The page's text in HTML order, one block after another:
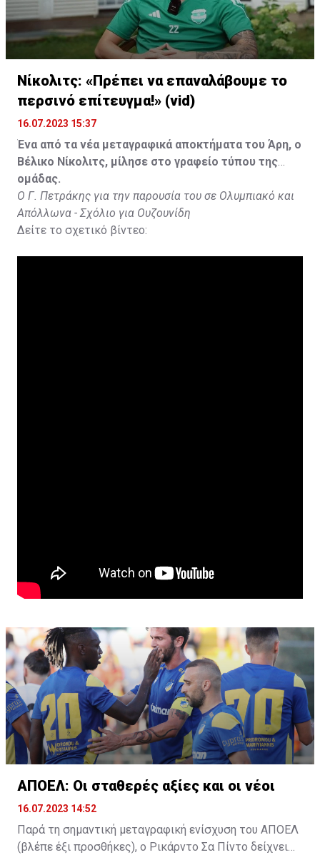
Νίκολιτς: «Πρέπει να επαναλάβουμε το
περσινό επίτευγμα!» (vid)
16.07.2023 15:37
Ένα από τα νέα μεταγραφικά αποκτήματα του Άρη, ο
Βέλικο Νίκολιτς, μίλησε στο γραφείο τύπου της
ομάδας.
Ο Γ. Πετράκης για την παρουσία του σε Ολυμπιακό και
Απόλλωνα - Σχόλιο για Ουζουνίδη
Δείτε το σχετικό βίντεο:
ΑΠΟΕΛ: Οι σταθερές αξίες και οι νέοι
16.07.2023 14:52
Παρά τη σημαντική μεταγραφική ενίσχυση του ΑΠΟΕΛ
(βλέπε έξι προσθήκες), ο Ρικάρντο Σα Πίντο δείχνει